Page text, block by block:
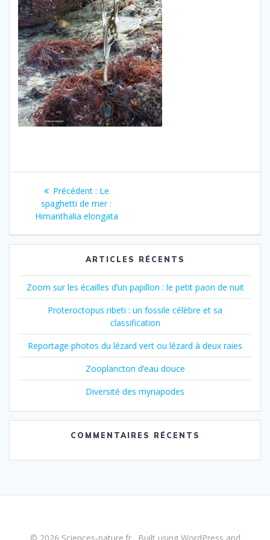
Navigation
l’article
Précédent : Article
précédent
:
Le
spaghetti de mer :
Himanthalia elongata
ARTICLES RÉCENTS
Zoom sur les écailles d’un papillon : le petit paon de nuit
Proteroctopus ribeti : un fossile célèbre et sa
classification
Reportage photos du lézard vert ou lézard à deux raies
Zooplancton d’eau douce
Diversité des myriapodes
COMMENTAIRES RÉCENTS